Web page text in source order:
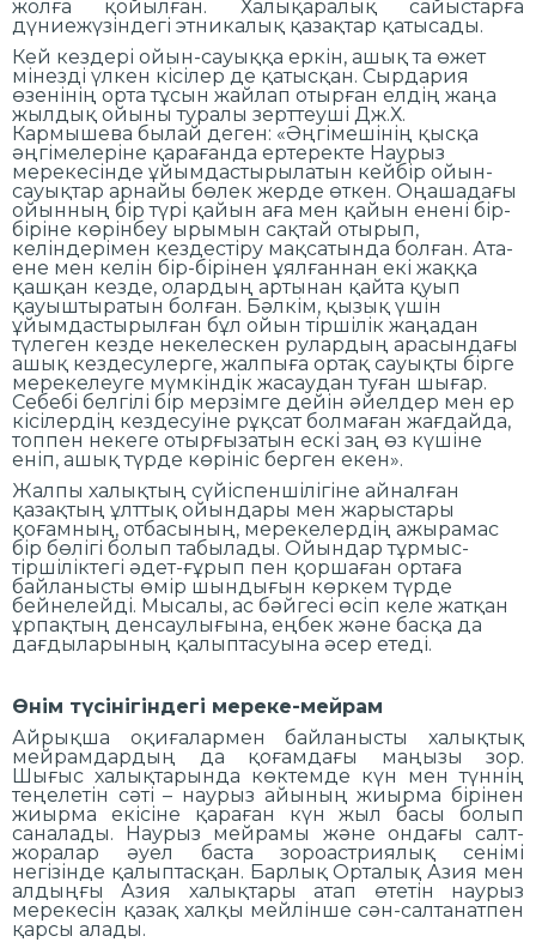
жолға қойылған. Халықаралық сайыстарға
дүниежүзіндегі этникалық қазақтар қатысады.
Кей кездері ойын-сауыққа еркін, ашық та өжет
мінезді үлкен кісілер де қатысқан. Сырдария
өзенінің орта тұсын жайлап отырған елдің жаңа
жылдық ойыны туралы зерттеуші Дж.Х.
Кармышева былай деген: «Әңгімешінің қысқа
әңгімелеріне қарағанда ертеректе Наурыз
мерекесінде ұйымдастырылатын кейбір ойын-
сауықтар арнайы бөлек жерде өткен. Оңашадағы
ойынның бір түрі қайын аға мен қайын енені бір-
біріне көрінбеу ырымын сақтай отырып,
келіндерімен кездестіру мақсатында болған. Ата-
ене мен келін бір-бірінен ұялғаннан екі жаққа
қашқан кезде, олардың артынан қайта қуып
қауыштыратын болған. Бәлкім, қызық үшін
ұйымдастырылған бұл ойын тіршілік жаңадан
түлеген кезде некелескен рулардың арасындағы
ашық кездесулерге, жалпыға ортақ сауықты бірге
мерекелеуге мүмкіндік жасаудан туған шығар.
Себебі белгілі бір мерзімге дейін әйелдер мен ер
кісілердің кездесуіне рұқсат болмаған жағдайда,
топпен некеге отырғызатын ескі заң өз күшіне
еніп, ашық түрде көрініс берген екен».
Жалпы халықтың сүйіспеншілігіне айналған
қазақтың ұлттық ойындары мен жарыстары
қоғамның, отбасының, мерекелердің ажырамас
бір бөлігі болып табылады. Ойындар тұрмыс-
тіршіліктегі әдет-ғұрып пен қоршаған ортаға
байланысты өмір шындығын көркем түрде
бейнелейді. Мысалы, ас бәйгесі өсіп келе жатқан
ұрпақтың денсаулығына, еңбек және басқа да
дағдыларының қалыптасуына әсер етеді.
Өнім түсінігіндегі мереке-мейрам
Айрықша оқиғалармен байланысты халықтық
мейрамдардың да қоғамдағы маңызы зор.
Шығыс халықтарында көктемде күн мен түннің
теңелетін сәті – наурыз айының жиырма бірінен
жиырма екісіне қараған күн жыл басы болып
саналады. Наурыз мейрамы және ондағы салт-
жоралар әуел баста зороастриялық сенімі
негізінде қалыптасқан. Барлық Орталық Азия мен
алдыңғы Азия халықтары атап өтетін наурыз
мерекесін қазақ халқы мейлінше сән-салтанатпен
қарсы алады.